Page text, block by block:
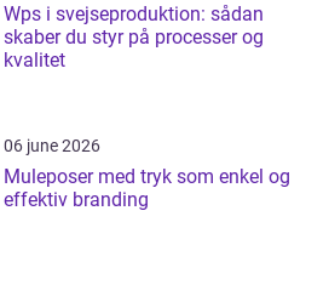
Wps i svejseproduktion: sådan
skaber du styr på processer og
kvalitet
06 june 2026
Muleposer med tryk som enkel og
effektiv branding